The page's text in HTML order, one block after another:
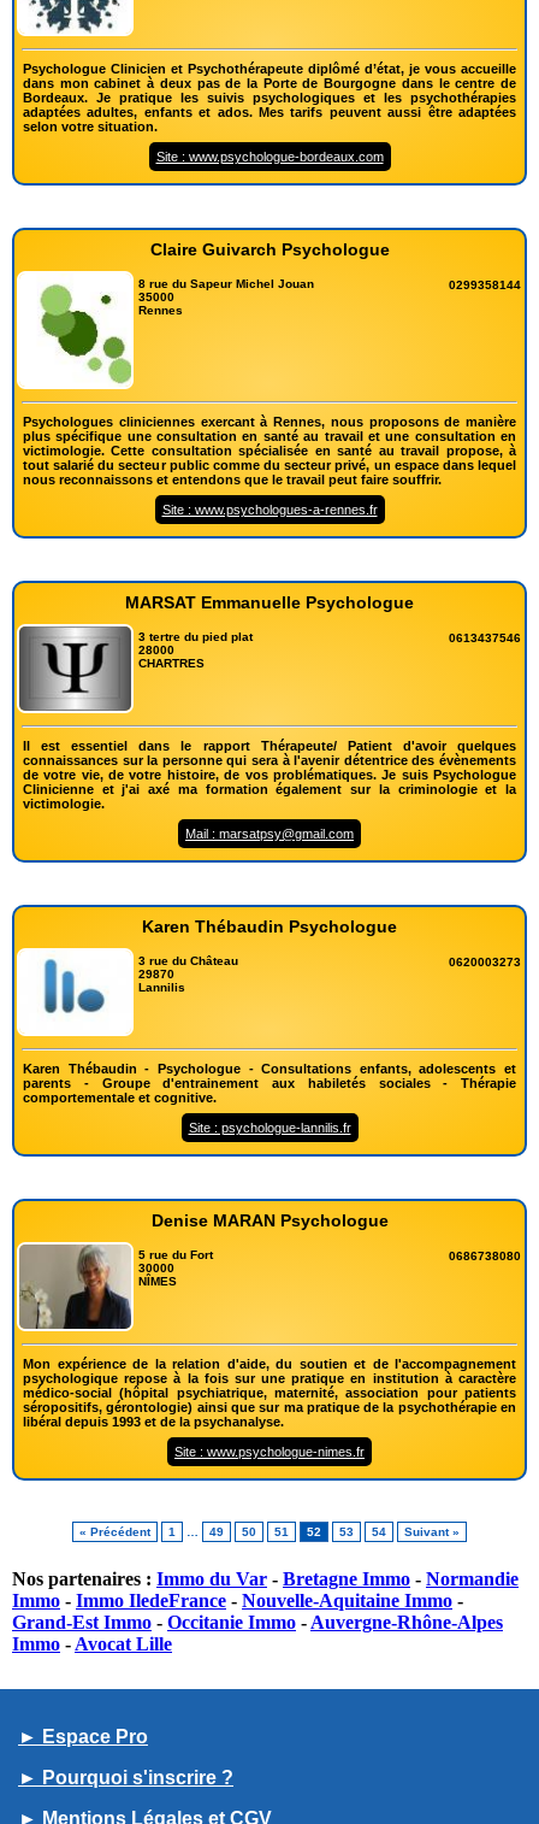
Psychologue Clinicien et Psychothérapeute diplômé d’état, je vous accueille
dans mon cabinet à deux pas de la Porte de Bourgogne dans le centre de
Bordeaux. Je pratique les suivis psychologiques et les psychothérapies
adaptées adultes, enfants et ados. Mes tarifs peuvent aussi être adaptées
selon votre situation.
Site : www.psychologue-bordeaux.com
Claire Guivarch Psychologue
8 rue du Sapeur Michel Jouan
35000
Rennes
0299358144
Psychologues cliniciennes exercant à Rennes, nous proposons de manière
plus spécifique une consultation en santé au travail et une consultation en
victimologie. Cette consultation spécialisée en santé au travail propose, à
tout salarié du secteur public comme du secteur privé, un espace dans lequel
nous reconnaissons et entendons que le travail peut faire souffrir.
Site : www.psychologues-a-rennes.fr
MARSAT Emmanuelle Psychologue
3 tertre du pied plat
28000
CHARTRES
0613437546
Il est essentiel dans le rapport Thérapeute/ Patient d'avoir quelques
connaissances sur la personne qui sera à l'avenir détentrice des évènements
de votre vie, de votre histoire, de vos problématiques. Je suis Psychologue
Clinicienne et j'ai axé ma formation également sur la criminologie et la
victimologie.
Mail : marsatpsy@gmail.com
Karen Thébaudin Psychologue
3 rue du Château
29870
Lannilis
0620003273
Karen Thébaudin - Psychologue - Consultations enfants, adolescents et
parents - Groupe d'entrainement aux habiletés sociales - Thérapie
comportementale et cognitive.
Site : psychologue-lannilis.fr
Denise MARAN Psychologue
5 rue du Fort
30000
NÎMES
0686738080
Mon expérience de la relation d'aide, du soutien et de l'accompagnement
psychologique repose à la fois sur une pratique en institution à caractère
médico-social (hôpital psychiatrique, maternité, association pour patients
séropositifs, gérontologie) ainsi que sur ma pratique de la psychothérapie en
libéral depuis 1993 et de la psychanalyse.
Site : www.psychologue-nimes.fr
« Précédent 1 … 49 50 51 52 53 54 Suivant »
Nos partenaires : Immo du Var - Bretagne Immo - Normandie
Immo - Immo IledeFrance - Nouvelle-Aquitaine Immo -
Grand-Est Immo - Occitanie Immo - Auvergne-Rhône-Alpes
Immo - Avocat Lille
► Espace Pro
► Pourquoi s'inscrire ?
► Mentions Légales et CGV